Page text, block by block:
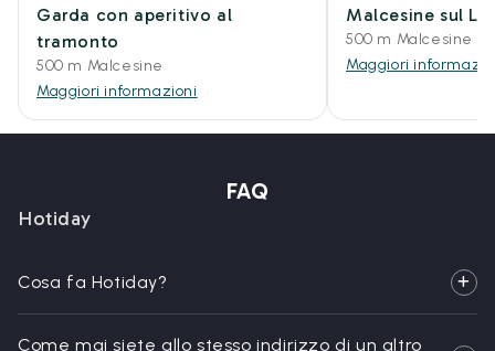
Garda con aperitivo al
tramonto
500 m Malcesine
Maggiori informazioni
Malcesine sul
500 m Malcesine
Maggiori
FAQ
Hotiday
Cosa fa Hotiday?
Come mai siete allo stesso indirizzo di un altro